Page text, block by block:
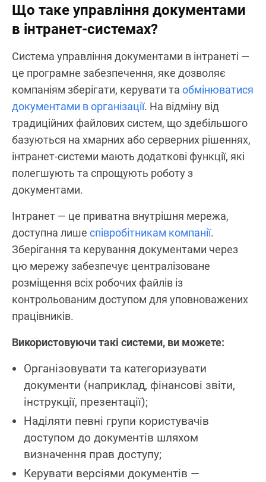
Що таке управління документами
в інтранет-системах?
Система управління документами в інтранеті —
це програмне забезпечення, яке дозволяє
компаніям зберігати, керувати та обмінюватися
документами в організації. На відміну від
традиційних файлових систем, що здебільшого
базуються на хмарних або серверних рішеннях,
інтранет-системи мають додаткові функції, які
полегшують та спрощують роботу з
документами.
Інтранет — це приватна внутрішня мережа,
доступна лише співробітникам компанії.
Зберігання та керування документами через
цю мережу забезпечує централізоване
розміщення всіх робочих файлів із
контрольованим доступом для уповноважених
працівників.
Використовуючи такі системи, ви можете:
Організовувати та категоризувати
документи (наприклад, фінансові звіти,
інструкції, презентації);
Наділяти певні групи користувачів
доступом до документів шляхом
визначення прав доступу;
Керувати версіями документів —